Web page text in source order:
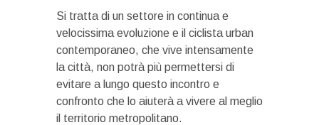
Si tratta di un settore in continua e
velocissima evoluzione e il ciclista urban
contemporaneo, che vive intensamente
la città, non potrà più permettersi di
evitare a lungo questo incontro e
confronto che lo aiuterà a vivere al meglio
il territorio metropolitano.